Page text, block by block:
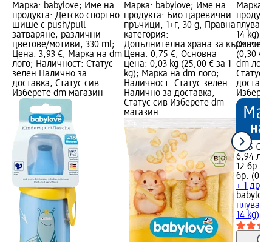
Марка: babylove; Име на
продукта: Детско спортно
шише с push/pull
затваряне, различни
цветове/мотиви, 330 ml;
Цена: 3,93 €; Марка на dm
лого; Наличност: Статус
зелен Налично за
доставка, Статус сив
Изберете dm магазин
Марка: babylove; Име на
продукта: Био царевични
пръчици, 1+г, 30 g; Правна
категория:
Допълнителна храна за
Цена: 0,75 €; Основна
цена: 0,03 kg (25,00 € за 1
kg); Марка на dm лого;
Наличност: Статус зелен
Налично за доставка,
Статус сив Изберете dm
магазин
Марка:
14 kg),
(0,30 €
dm
Статус
3,55 €
6,94 лв.
12 бр.
бр.
+ 1 друг
babylove
14 kg),